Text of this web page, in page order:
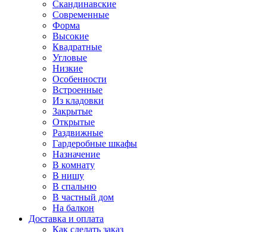
Скандинавские
Современные
Форма
Высокие
Квадратные
Угловые
Низкие
Особенности
Встроенные
Из кладовки
Закрытые
Открытые
Раздвижные
Гардеробные шкафы
Назначение
В комнату
В нишу
В спальню
В частный дом
На балкон
Доставка и оплата
Как сделать заказ